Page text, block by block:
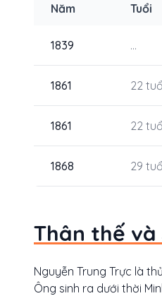
Năm Tuổi
1839 ...
1861 22
1861 22
1868 29
Thân thế và
Nguyễn Trung Trực là
Ông sinh ra dưới thời